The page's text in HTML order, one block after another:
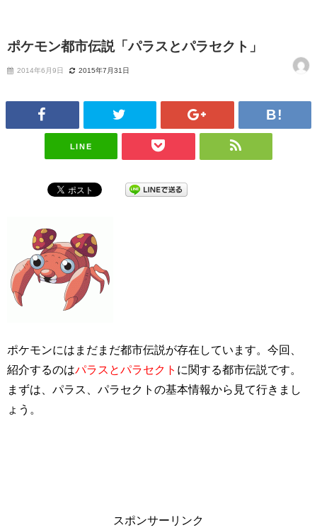
ポケモン都市伝説「パラスとパラセクト」
2014年6月9日 2015年7月31日
LINE
ポケモンにはまだまだ都市伝説が存在しています。今回、
紹介するのはパラスとパラセクト に関する都市伝説です。
まずは、パラス、パラセクトの基本情報から見て行きまし
ょう。
スポンサーリンク